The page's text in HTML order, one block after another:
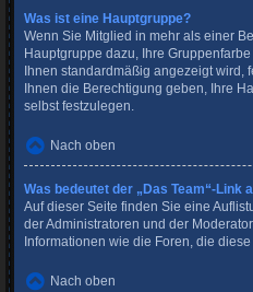
Was ist eine Hauptgruppe?
Wenn Sie Mitglied in mehr als einer
Hauptgruppe dazu, Ihre
Ihnen standardmäßig angezeigt wird,
Ihnen die Berechtigung geben, Ihre
selbst festzulegen.
Nach oben
Was bedeutet der „Das Team“-Link
Auf dieser Seite finden Sie eine
der Administratoren und der
Informationen wie die Foren, die
Nach oben